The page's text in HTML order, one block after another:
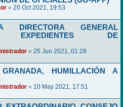
« 20 Oct 2021, 19:53
GENERAL
EXPEDIENTES DE
« 25 Jun 2021, 01:28
HUMILLACIÓN A
« 10 May 2021, 17:51